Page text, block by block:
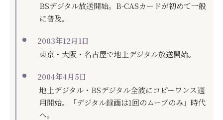
BSデジタル放送開始。B-CASカードが初めて一般
に普及。
2003年12月1日
東京・大阪・名古屋で地上デジタル放送開始。
2004年4月5日
地上デジタル・BSデジタル全波にコピーワンス適
用開始。「デジタル録画は1回のムーブのみ」時代
へ。